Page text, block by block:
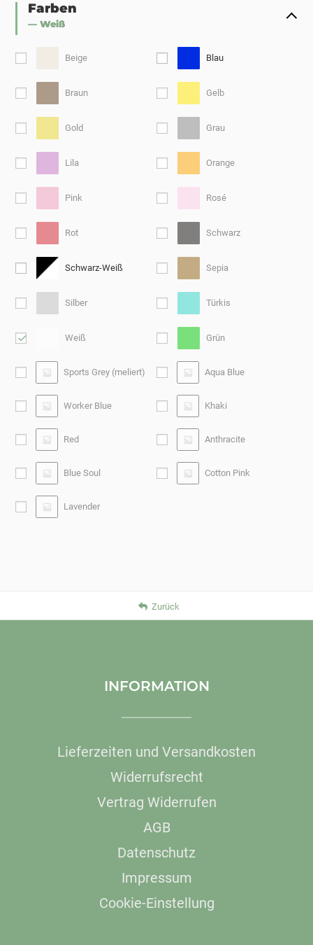
Farben
— Weiß
Beige Blau
Braun Gelb
Gold Grau
Lila Orange
Pink Rosé
Rot Schwarz
Schwarz-Weiß Sepia
Silber Türkis
Weiß Grün
Sports Grey (meliert) Aqua Blue
Worker Blue Khaki
Red Anthracite
Blue Soul Cotton Pink
Lavender
Zurück
INFORMATION
Lieferzeiten und Versandkosten
Widerrufsrecht
Vertrag Widerrufen
AGB
Datenschutz
Impressum
Cookie-Einstellung